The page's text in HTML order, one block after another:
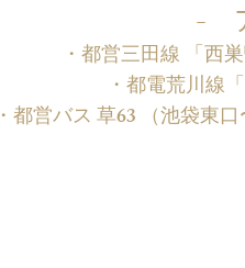
-
・都営三田線 「西
・都電荒川線
・都営バス 草63 （池袋東